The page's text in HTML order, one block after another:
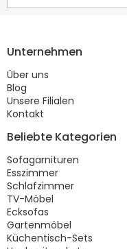
Unternehmen
Über uns
Blog
Unsere Filialen
Kontakt
Beliebte Kategorien
Sofagarnituren
Esszimmer
Schlafzimmer
TV-Möbel
Ecksofas
Gartenmöbel
Küchentisch-Sets